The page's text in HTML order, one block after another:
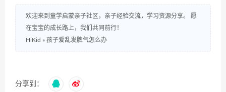
欢迎来到童学启蒙亲子社区，亲子经验交流，学习资源分享。 愿
在宝宝的成长路上，我们共同前行！
HiKid » 孩子爱乱发脾气怎么办
分享到：